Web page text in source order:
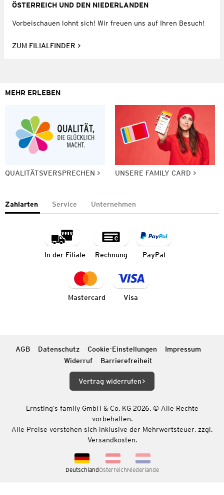
ÖSTERREICH UND DEN NIEDERLANDEN
Vorbeischauen lohnt sich! Wir freuen uns auf Ihren Besuch!
ZUM FILIALFINDER
MEHR ERLEBEN
QUALITÄTSVERSPRECHEN UNSERE FAMILY CARD
Zahlarten Service Unternehmen
In der Filiale Rechnung PayPal
Mastercard Visa
AGB Datenschutz Cookie-Einstellungen
Impressum
Widerruf
Barrierefreiheit
Vertrag widerrufen
Ernsting’s family GmbH & Co. KG 2026. © Alle Rechte
vorbehalten.
Alle Preise verstehen sich inklusive der Mehrwertsteuer, zzgl.
Versandkosten.
DeutschlandÖsterreichNiederlande